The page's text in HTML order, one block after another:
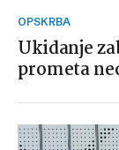
OPSKRBA
Ukidanje
prometa